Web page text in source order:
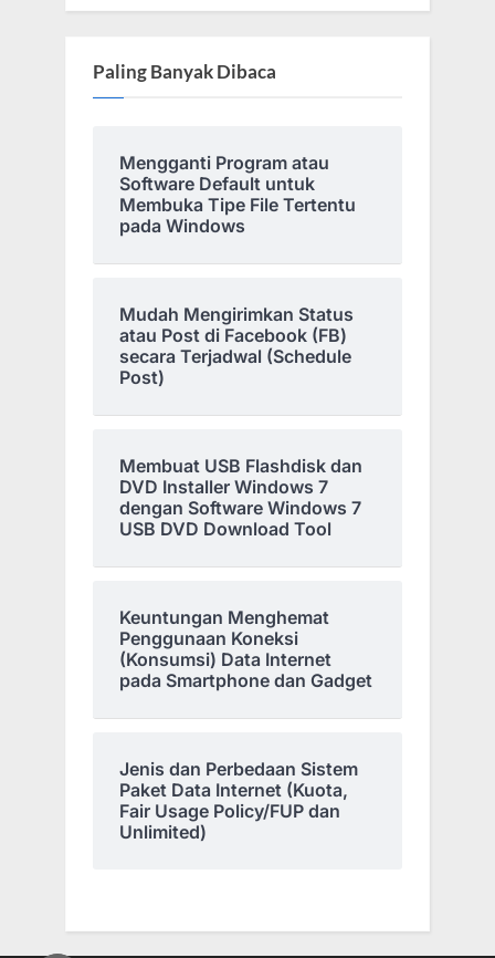
Paling Banyak Dibaca
Mengganti Program atau
Software Default untuk
Membuka Tipe File Tertentu
pada Windows
Mudah Mengirimkan Status
atau Post di Facebook (FB)
secara Terjadwal (Schedule
Post)
Membuat USB Flashdisk dan
DVD Installer Windows 7
dengan Software Windows 7
USB DVD Download Tool
Keuntungan Menghemat
Penggunaan Koneksi
(Konsumsi) Data Internet
pada Smartphone dan Gadget
Jenis dan Perbedaan Sistem
Paket Data Internet (Kuota,
Fair Usage Policy/FUP dan
Unlimited)